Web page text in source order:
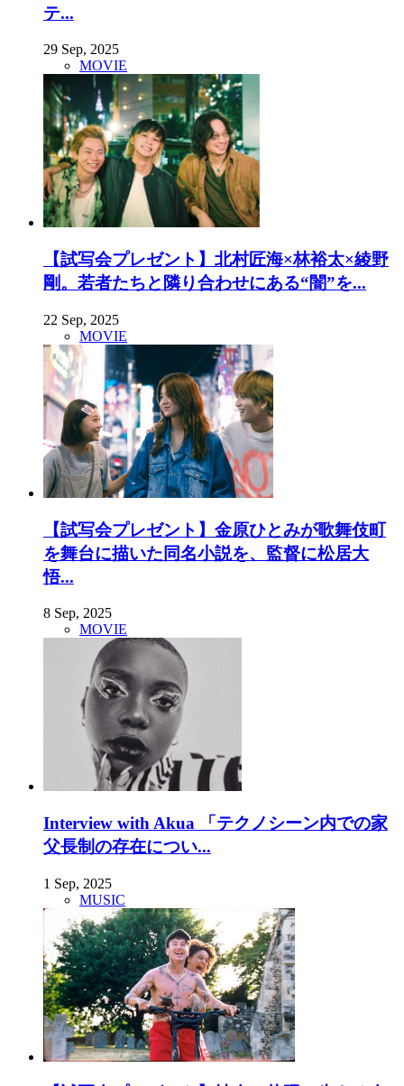
テ...
29 Sep, 2025
MOVIE
【試写会プレゼント】北村匠海×林裕太×綾野
剛。若者たちと隣り合わせにある“闇”を...
22 Sep, 2025
MOVIE
【試写会プレゼント】金原ひとみが歌舞伎町
を舞台に描いた同名小説を、監督に松居大
悟...
8 Sep, 2025
MOVIE
Interview with Akua 「テクノシーン内での家
父長制の存在につい...
1 Sep, 2025
MUSIC